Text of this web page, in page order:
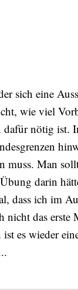
sich eine
wie viel
nötig ist.
muss. Man
darin
dass ich im
nicht das erste
es wieder